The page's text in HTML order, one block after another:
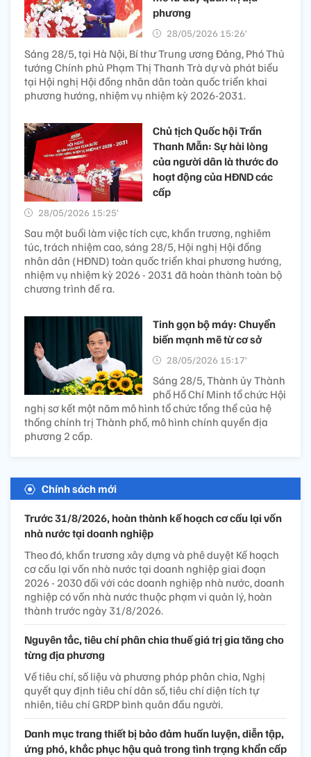
phương
28/05/2026 15:26’
Sáng 28/5, tại Hà Nội, Bí thư Trung ương Đảng, Phó Thủ
tướng Chính phủ Phạm Thị Thanh Trà dự và phát biểu
tại Hội nghị Hội đồng nhân dân toàn quốc triển khai
phương hướng, nhiệm vụ nhiệm kỳ 2026-2031.
Chủ tịch Quốc hội Trần
Thanh Mẫn: Sự hài lòng
của người dân là thước đo
hoạt động của HĐND các
cấp
28/05/2026 15:25’
Sau một buổi làm việc tích cực, khẩn trương, nghiêm
túc, trách nhiệm cao, sáng 28/5, Hội nghị Hội đồng
nhân dân (HĐND) toàn quốc triển khai phương hướng,
nhiệm vụ nhiệm kỳ 2026 - 2031 đã hoàn thành toàn bộ
chương trình đề ra.
Tinh gọn bộ máy: Chuyển
biến mạnh mẽ từ cơ sở
28/05/2026 15:17’
Sáng 28/5, Thành ủy Thành
phố Hồ Chí Minh tổ chức Hội
nghị sơ kết một năm mô hình tổ chức tổng thể của hệ
thống chính trị Thành phố, mô hình chính quyền địa
phương 2 cấp.
Chính sách mới
Trước 31/8/2026, hoàn thành kế hoạch cơ cấu lại vốn
nhà nước tại doanh nghiệp
Theo đó, khẩn trương xây dựng và phê duyệt Kế hoạch
cơ cấu lại vốn nhà nước tại doanh nghiệp giai đoạn
2026 - 2030 đối với các doanh nghiệp nhà nước, doanh
nghiệp có vốn nhà nước thuộc phạm vi quản lý, hoàn
thành trước ngày 31/8/2026.
Nguyên tắc, tiêu chí phân chia thuế giá trị gia tăng cho
từng địa phương
Về tiêu chí, số liệu và phương pháp phân chia, Nghị
quyết quy định tiêu chí dân số, tiêu chí diện tích tự
nhiên, tiêu chí GRDP bình quân đầu người.
Danh mục trang thiết bị bảo đảm huấn luyện, diễn tập,
ứng phó, khắc phục hậu quả trong tình trạng khẩn cấp